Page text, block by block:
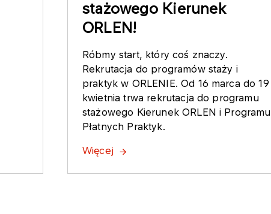
stażowego Kierunek
ORLEN!
Róbmy start, który coś znaczy.
Rekrutacja do programów staży i
praktyk w ORLENIE. Od 16 marca do 19
kwietnia trwa rekrutacja do programu
stażowego Kierunek ORLEN i Programu
Płatnych Praktyk.
Więcej